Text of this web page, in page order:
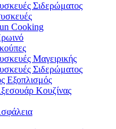
Σιδερώματος
Cooking
Μαγειρικής
Σιδερώματος
Εξοπλισμός
Κουζίνας